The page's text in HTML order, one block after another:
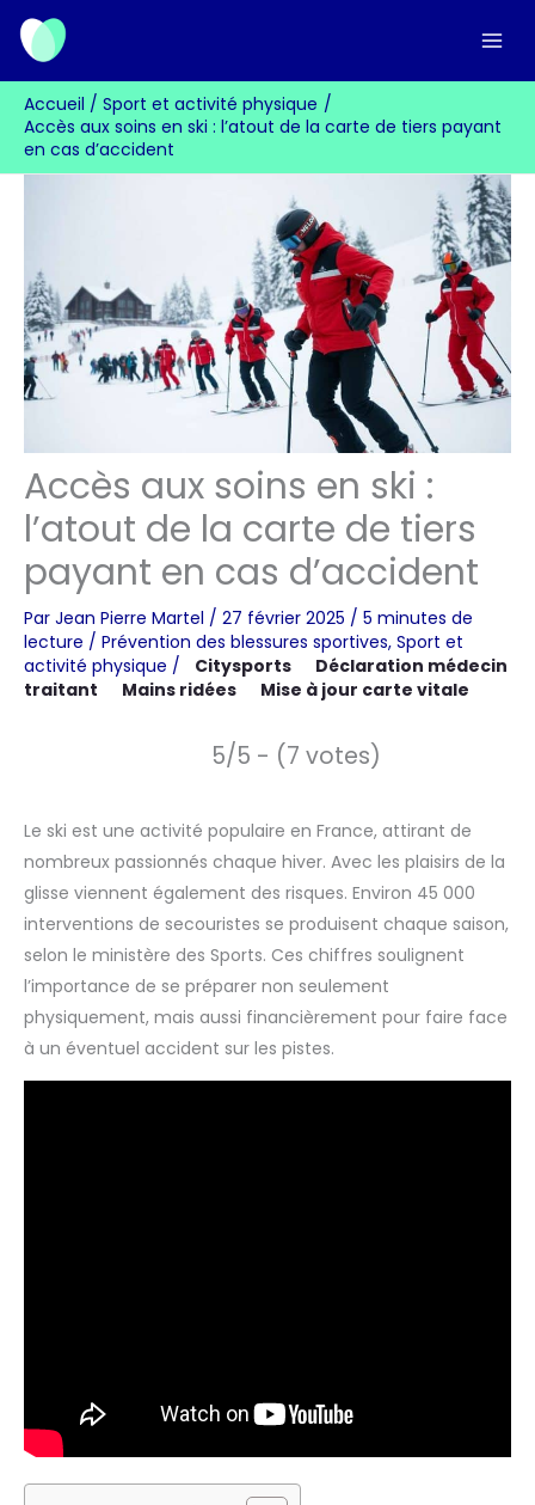
Aller
contenu
Accueil
Sport et activité physique
Accès aux soins en ski : l’atout de la carte de tiers payant
en cas d’accident
Accès aux soins en ski :
l’atout de la carte de tiers
payant en cas d’accident
Par Jean Pierre Martel / 27 février 2025 / 5 minutes de
lecture / Prévention des blessures sportives, Sport et
activité physique / Citysports
Déclaration médecin
traitant
Mains ridées Mise à jour carte vitale
5/5 - (7 votes)
Le ski est une activité populaire en France, attirant de
nombreux passionnés chaque hiver. Avec les plaisirs de la
glisse viennent également des risques. Environ 45 000
interventions de secouristes se produisent chaque saison,
selon le ministère des Sports. Ces chiffres soulignent
l’importance de se préparer non seulement
physiquement, mais aussi financièrement pour faire face
à un éventuel accident sur les pistes.